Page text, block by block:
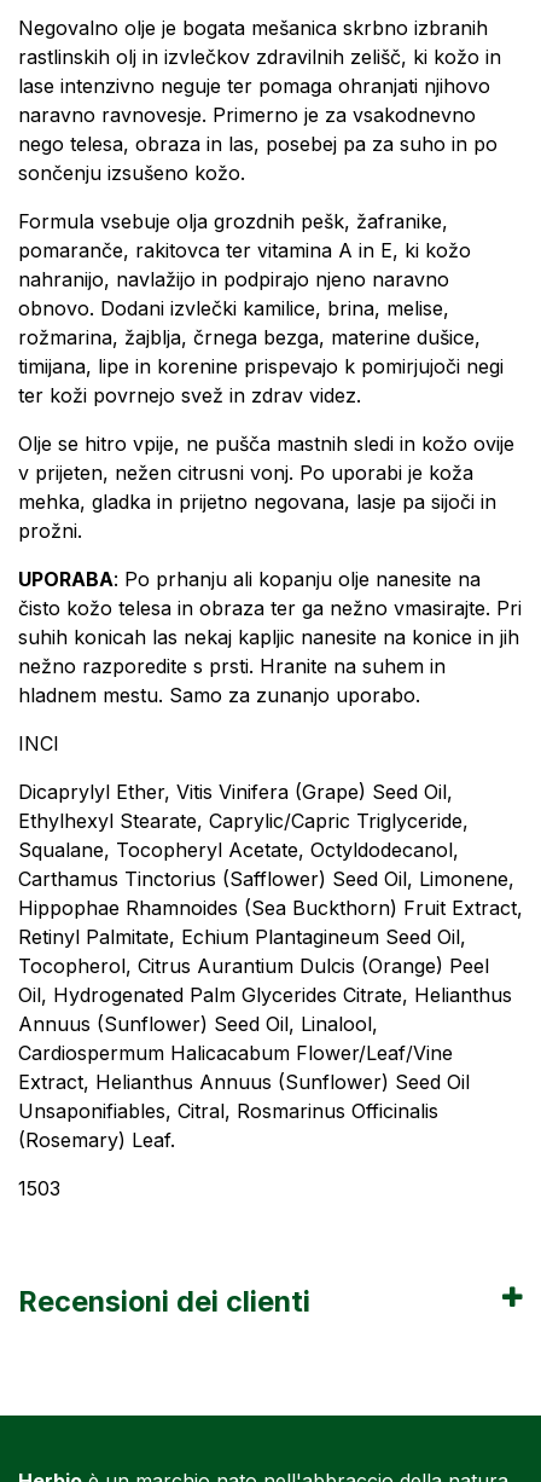
Negovalno olje je bogata mešanica skrbno izbranih
rastlinskih olj in izvlečkov zdravilnih zelišč, ki kožo in
lase intenzivno neguje ter pomaga ohranjati njihovo
naravno ravnovesje. Primerno je za vsakodnevno
nego telesa, obraza in las, posebej pa za suho in po
sončenju izsušeno kožo.
Formula vsebuje olja grozdnih pešk, žafranike,
pomaranče, rakitovca ter vitamina A in E, ki kožo
nahranijo, navlažijo in podpirajo njeno naravno
obnovo. Dodani izvlečki kamilice, brina, melise,
rožmarina, žajblja, črnega bezga, materine dušice,
timijana, lipe in korenine prispevajo k pomirjujoči negi
ter koži povrnejo svež in zdrav videz.
Olje se hitro vpije, ne pušča mastnih sledi in kožo ovije
v prijeten, nežen citrusni vonj. Po uporabi je koža
mehka, gladka in prijetno negovana, lasje pa sijoči in
prožni.
UPORABA: Po prhanju ali kopanju olje nanesite na
čisto kožo telesa in obraza ter ga nežno vmasirajte. Pri
suhih konicah las nekaj kapljic nanesite na konice in jih
nežno razporedite s prsti. Hranite na suhem in
hladnem mestu. Samo za zunanjo uporabo.
INCI
Dicaprylyl Ether, Vitis Vinifera (Grape) Seed Oil,
Ethylhexyl Stearate, Caprylic/Capric Triglyceride,
Squalane, Tocopheryl Acetate, Octyldodecanol,
Carthamus Tinctorius (Safflower) Seed Oil, Limonene,
Hippophae Rhamnoides (Sea Buckthorn) Fruit Extract,
Retinyl Palmitate, Echium Plantagineum Seed Oil,
Tocopherol, Citrus Aurantium Dulcis (Orange) Peel
Oil, Hydrogenated Palm Glycerides Citrate, Helianthus
Annuus (Sunflower) Seed Oil, Linalool,
Cardiospermum Halicacabum Flower/Leaf/Vine
Extract, Helianthus Annuus (Sunflower) Seed Oil
Unsaponifiables, Citral, Rosmarinus Officinalis
(Rosemary) Leaf.
1503
Recensioni dei clienti